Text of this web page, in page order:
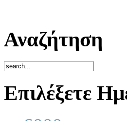
Αναζήτηση
Επιλέξετε